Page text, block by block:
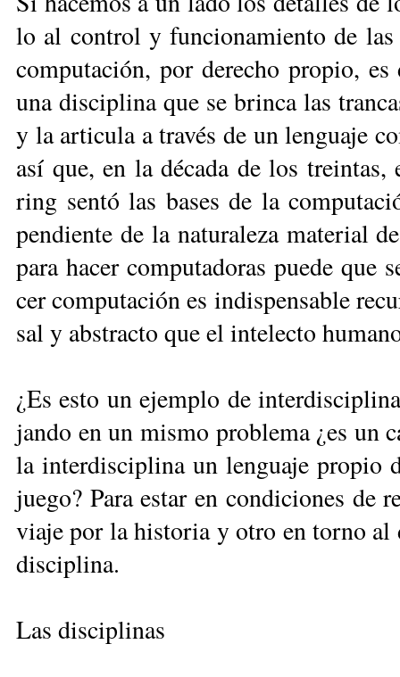
lo al con­trol y fun­cio­na­mien­to de las
com­pu­ta­ción, por de­re­cho pro­pio,
una dis­ci­pli­na que se brin­ca las
y la ar­ti­cu­la a tra­vés de un len­gua­je
así que, en la dé­ca­da de los
ring sen­tó las ba­ses de la
pen­dien­te de la na­tu­ra­le­za ma­te­rial
para ha­cer com­pu­ta­do­ras pue­de que
cer com­pu­ta­ción es in­dis­pen­sa­ble
sal y abs­trac­to que el in­te­lec­to
¿Es es­to un ejem­plo de
jan­do en un mis­mo pro­ble­ma ¿es un
la in­ter­dis­ci­pli­na un len­gua­je pro­pio
jue­go? Pa­ra es­tar en con­di­cio­nes de
via­je por la his­to­ria y otro en tor­no al
dis­ci­pli­na.
Las disciplinas